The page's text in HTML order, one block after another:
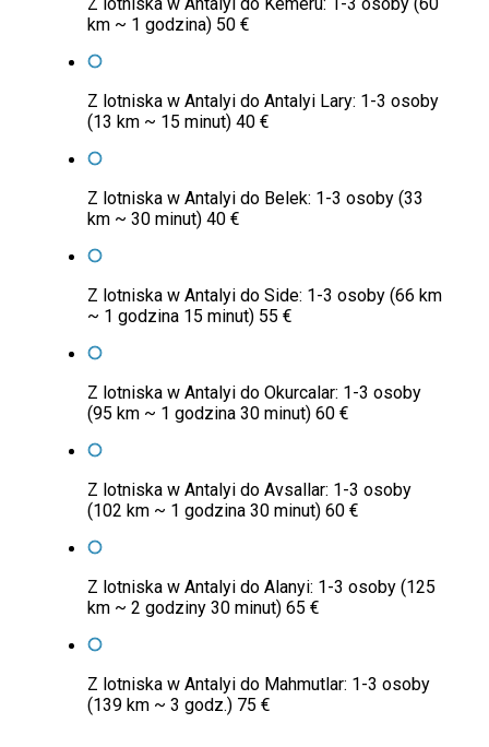
Z lotniska w Antalyi do Kemeru: 1-3 osoby (60
km ~ 1 godzina) 50 €
Z lotniska w Antalyi do Antalyi Lary: 1-3 osoby
(13 km ~ 15 minut) 40 €
Z lotniska w Antalyi do Belek: 1-3 osoby (33
km ~ 30 minut) 40 €
Z lotniska w Antalyi do Side: 1-3 osoby (66 km
~ 1 godzina 15 minut) 55 €
Z lotniska w Antalyi do Okurcalar: 1-3 osoby
(95 km ~ 1 godzina 30 minut) 60 €
Z lotniska w Antalyi do Avsallar: 1-3 osoby
(102 km ~ 1 godzina 30 minut) 60 €
Z lotniska w Antalyi do Alanyi: 1-3 osoby (125
km ~ 2 godziny 30 minut) 65 €
Z lotniska w Antalyi do Mahmutlar: 1-3 osoby
(139 km ~ 3 godz.) 75 €